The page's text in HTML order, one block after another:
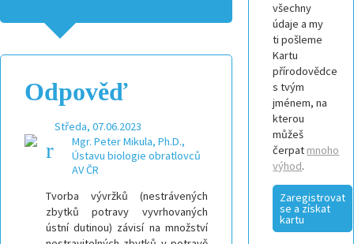
Odpověď
Středa, 07.06.2023
Mgr. Peter Mikula, Ph.D.,
Ústavu biologie obratlovců
AV ČR
Tvorba vývržků (nestrávených
zbytků potravy vyvrhovaných
ústní dutinou) závisí na množství
všechny
údaje a my
ti pošleme
Kartu
přírodovědce
s tvým
jménem, na
kterou
můžeš
čerpat mnoho
výhod.
Zaregistrovat
se a získat
kartu